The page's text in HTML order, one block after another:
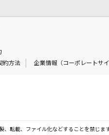
約方法 企業情報（コーポレートサイ
転載、ファイル化などすることを禁じます